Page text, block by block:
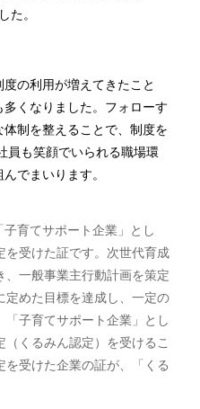
た。
の利用が増えてきたこと
くなりました。フォローす
制を整えることで、制度を
員も笑顔でいられる職場環
でまいります。
子育てサポート企業」とし
を受けた証です。次世代育成
、一般事業主行動計画を策定
定めた目標を達成し、一定の
「子育てサポート企業」とし
（くるみん認定）を受けるこ
を受けた企業の証が、「くる